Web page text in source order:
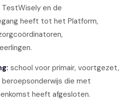
en de
heeft tot het Platform,
school voor primair, voortgezet,
die met
heeft afgesloten.